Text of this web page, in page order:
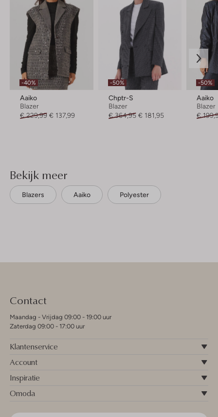
-40%
Aaiko
Blazer
€ 229,99 € 137,99
-50%
Chptr-S
Blazer
€ 364,95 € 181,95
-50%
Aaiko
Blazer
€
Bekijk meer
Blazers Aaiko Polyester
Contact
Maandag - Vrijdag 09:00 - 19:00 uur
Zaterdag 09:00 - 17:00 uur
Klantenservice
Account
Inspiratie
Omoda